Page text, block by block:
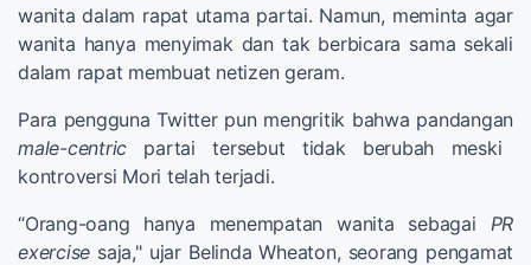
wanita dalam rapat utama partai. Namun, meminta agar
wanita hanya menyimak dan tak berbicara sama sekali
dalam rapat membuat netizen geram.
Para pengguna Twitter pun mengritik bahwa pandangan
male-centric partai tersebut tidak berubah meski
kontroversi Mori telah terjadi.
“Orang-oang hanya menempatan wanita sebagai PR
exercise saja," ujar Belinda Wheaton, seorang pengamat